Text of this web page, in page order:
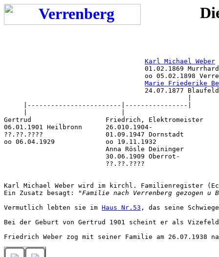
Karl Michael Weber
01.02.1869
oo 05.02.1898
Marie Friederike
24.07.1877
     |------------------------|----------------|
Gertrud                   Friedrich, Elektromeister
06.01.1901 Heilbronn      26.010.1904-
??.??.????                01.09.1947 Dornstadt
oo 06.04.1929             oo 19.11.1932
                          Anna Rösle Deininger
                          30.06.1909 Oberrot-
                          ??.??.????
Karl Michael Weber wird im kirchl. Familienregister
Ein Zusatz besagt: "Familie nach Verrenberg gezogen u
Vermutlich lebten sie im Haus Nr.53 , das seine
Bei der Geburt von Gertrud 1901 scheint er als